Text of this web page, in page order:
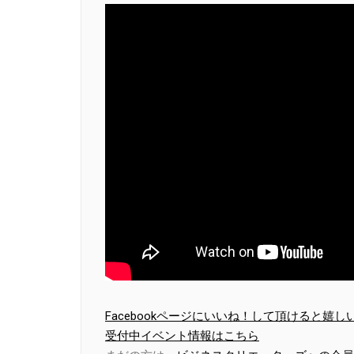
Facebookページにいいね！して頂けると嬉し
受付中イベント情報はこちら